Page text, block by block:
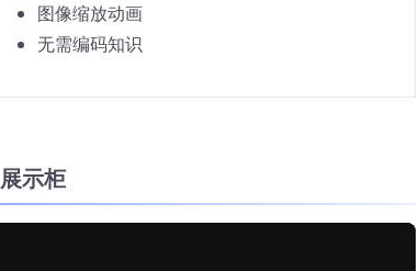
图像缩放动画
无需编码知识
展示柜